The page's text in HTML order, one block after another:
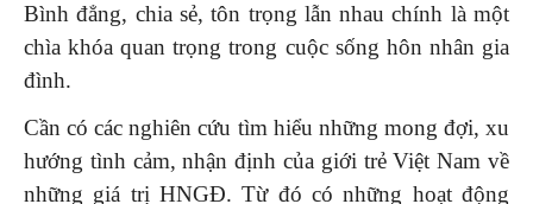
Bình đẳng, chia sẻ, tôn trọng lẫn nhau chính là một
chìa khóa quan trọng trong cuộc sống hôn nhân gia
đình.
Cần có các nghiên cứu tìm hiểu những mong đợi, xu
hướng tình cảm, nhận định của giới trẻ Việt Nam về
những giá trị HNGĐ. Từ đó có những hoạt động